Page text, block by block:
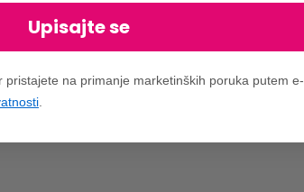
Upisajte se
pristajete na primanje marketinških poruka putem e-